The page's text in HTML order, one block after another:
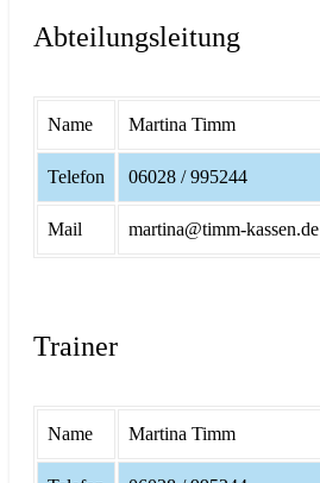
Abteilungsleitung
Name Martina Timm
Telefon 06028 / 995244
Mail martina@timm-kassen.de
Trainer
Name Martina Timm